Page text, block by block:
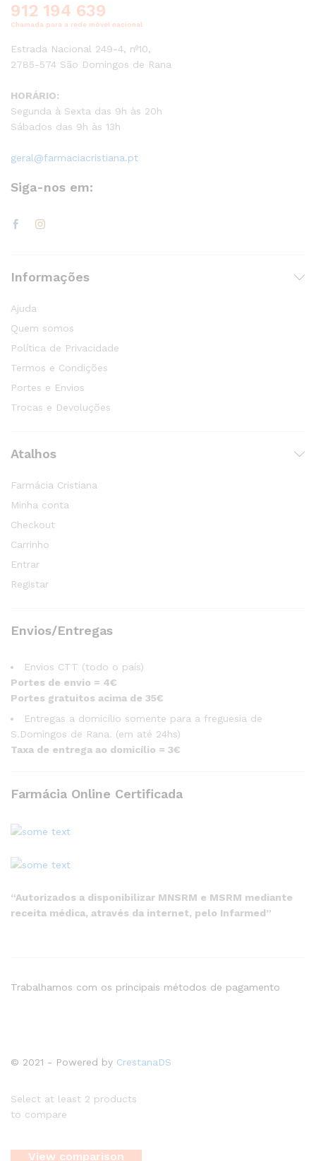
912 194 639
Chamada para a rede móvel nacional
Estrada Nacional 249-4, nº10,
2785-574 São Domingos de Rana
HORÁRIO:
Segunda à Sexta das 9h às 20h
Sábados das 9h às 13h
geral@farmaciacristiana.pt
Siga-nos em:
Informações
Ajuda
Quem somos
Política de Privacidade
Termos e Condições
Portes e Envios
Trocas e Devoluções
Atalhos
Farmácia Cristiana
Minha conta
Checkout
Carrinho
Entrar
Registar
Envios/Entregas
Envios CTT (todo o país)
Portes de envio = 4€
Portes gratuitos acima de 35€
Entregas a domicílio somente para a freguesia de
S.Domingos de Rana. (em até 24hs)
Taxa de entrega ao domicílio = 3€
Farmácia Online Certificada
“Autorizados a disponibilizar MNSRM e MSRM mediante
receita médica, através da internet, pelo Infarmed”
© 2021 - Powered by CrestanaDS
Trabalhamos com os principais métodos de pagamento
Select at least 2 products
to compare
View comparison